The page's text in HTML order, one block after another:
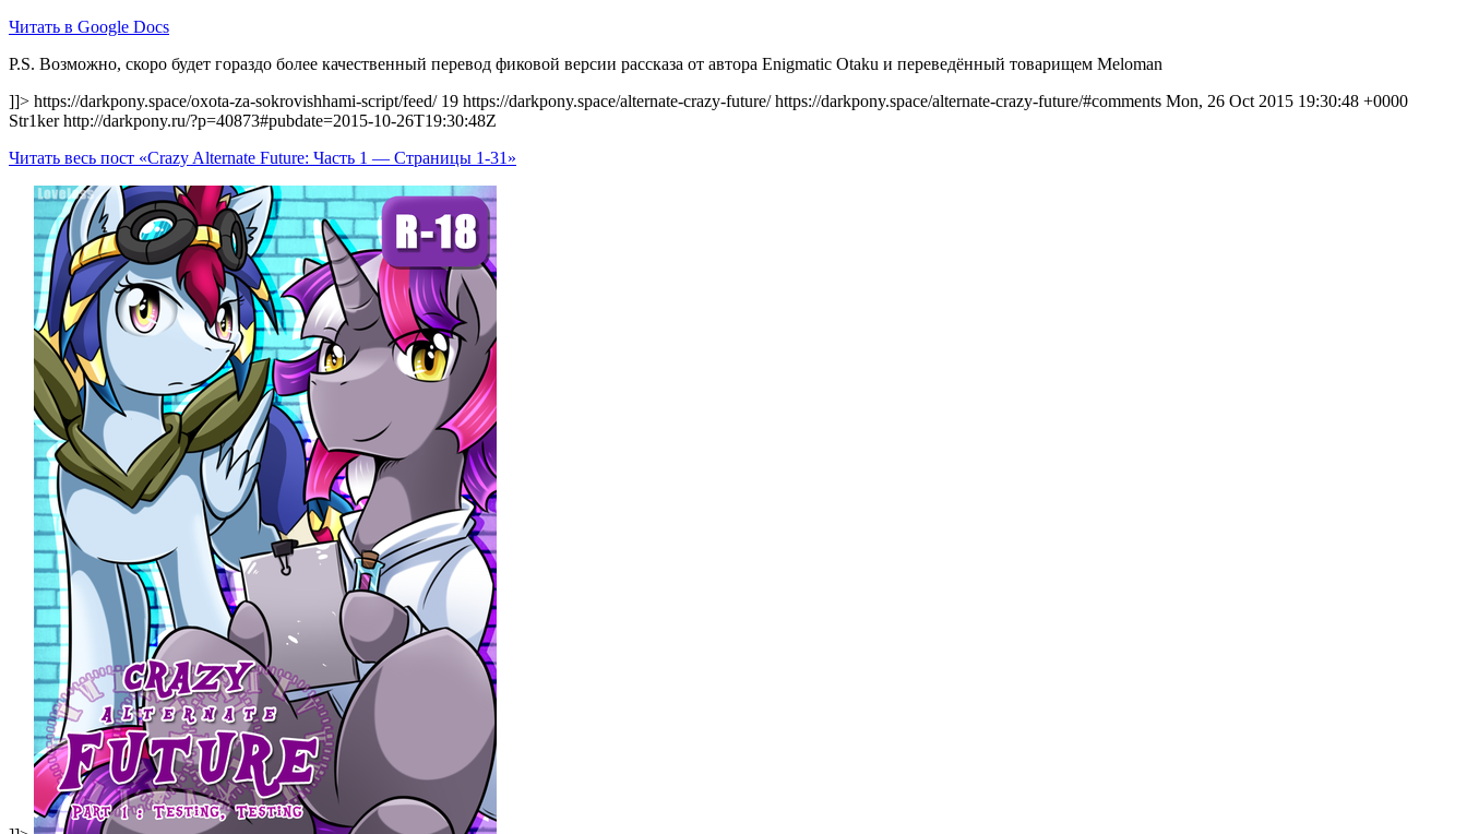
Читать в Google Docs
P.S. Возможно, скоро будет гораздо более качественный перевод фиковой версии рассказа от автора Enigmatic Otaku и переведённый товарищем Meloman
]]> https://darkpony.space/oxota-za-sokrovishhami-script/feed/ 19 https://darkpony.space/alternate-crazy-future/https://darkpony.space/alternate-crazy-future/#comments Mon, 26 Oct 2015 19:30:48 +0000
Str1ker http://darkpony.ru/?p=40873#pubdate=2015-10-26T19:30:48Z
Читать весь пост «Crazy Alternate Future: Часть 1 — Страницы 1-31»